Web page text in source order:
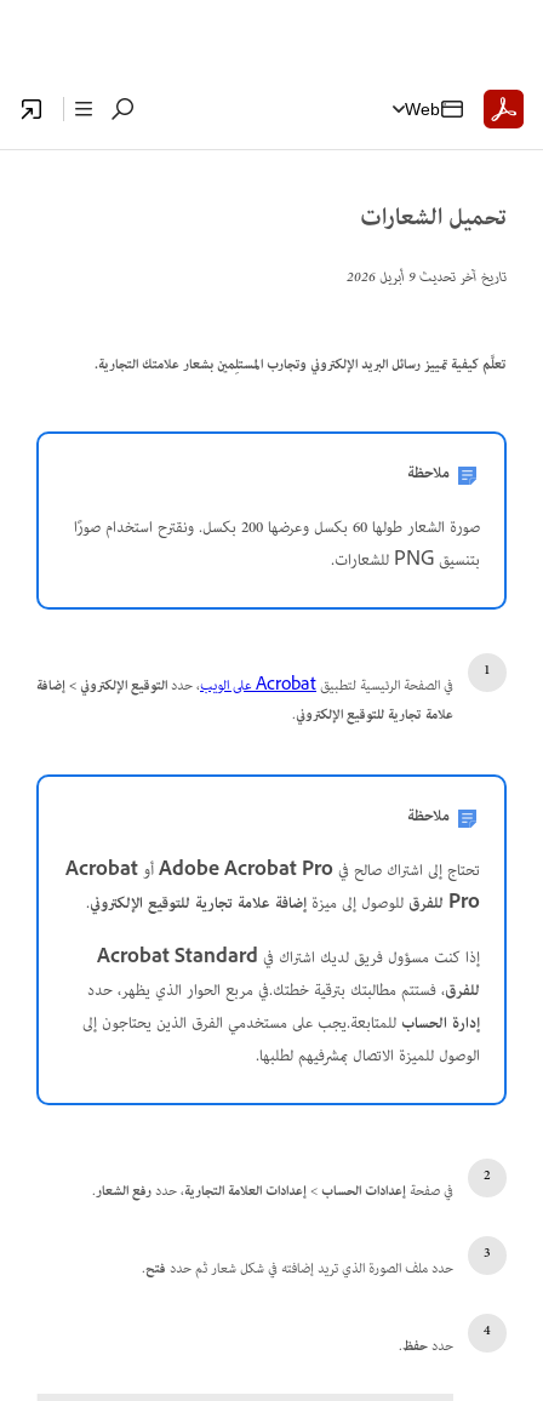
Web
تحميل الشعارات
تاريخ آخر تحديث9 أبريل 2026
تعلَّم كيفية تمييز رسائل البريد الإلكتروني وتجارب المستلِمين بشعار علامتك التجارية.
ملاحظة
صورة الشعار طولها 60 بكسل وعرضها 200 بكسل. ونقترح استخدام صورًا
بتنسيق PNG للشعارات.
في الصفحة الرئيسية لتطبيقAcrobat على الويب ، حددالتوقيع الإلكتروني>إضافة
علامة تجارية للتوقيع الإلكتروني.
ملاحظة
تحتاج إلى اشتراك صالح فيAdobe Acrobat ProأوAcrobat
Pro للفرق
للوصول إلى ميزةإضافة علامة تجارية للتوقيع الإلكتروني.
إذا كنت مسؤول فريق لديك اشتراك فيAcrobat Standard
للفرق، فستتم مطالبتك بترقية خطتك.في مربع الحوار الذي يظهر، حدد
إدارة الحسابللمتابعة.يجب على مستخدمي الفرق الذين يحتاجون إلى
الوصول للميزة الاتصال بمشرفيهم لطلبها.
في صفحةإعدادات الحساب>إعدادات العلامة التجارية، حددرفع الشعار.
حدد ملف الصورة الذي تريد إضافته في شكل شعار ثم حددفتح.
حددحفظ.